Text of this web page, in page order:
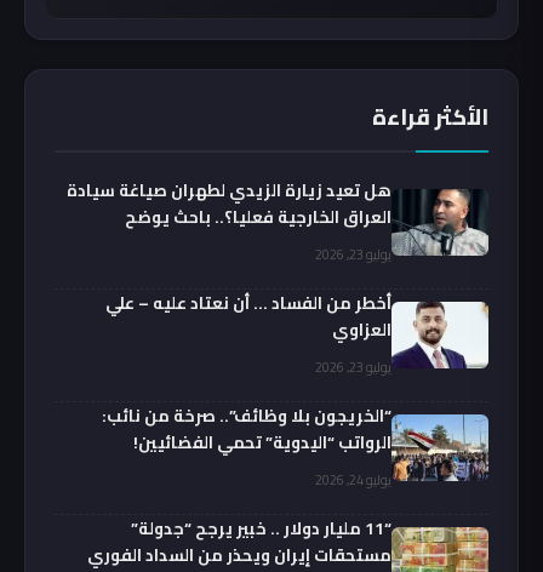
الأكثر قراءة
هل تعيد زيارة الزيدي لطهران صياغة سيادة
العراق الخارجية فعليا؟.. باحث يوضح
يوليو 23, 2026
أخطر من الفساد … أن نعتاد عليه – علي
العزاوي
يوليو 23, 2026
“الخريجون بلا وظائف”.. صرخة من نائب:
الرواتب “اليدوية” تحمي الفضائيين!
يوليو 24, 2026
“11 مليار دولار .. خبير يرجح “جدولة”
مستحقات إيران ويحذر من السداد الفوري